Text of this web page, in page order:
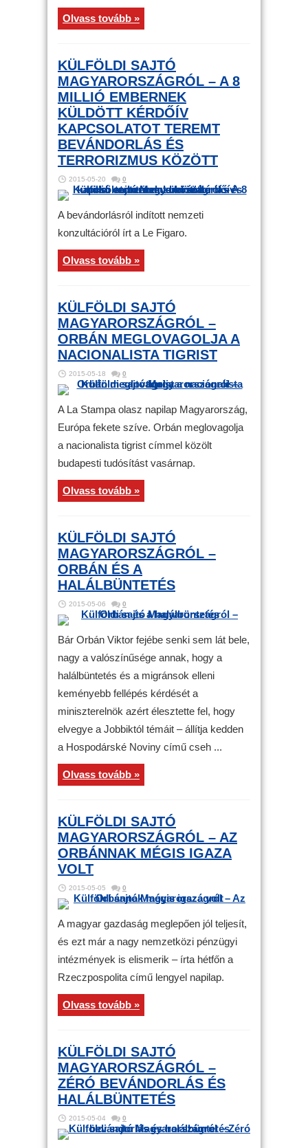
Olvass tovább »
KÜLFÖLDI SAJTÓ
MAGYARORSZÁGRÓL – A 8
MILLIÓ EMBERNEK
KÜLDÖTT KÉRDŐÍV
KAPCSOLATOT TEREMT
BEVÁNDORLÁS ÉS
TERRORIZMUS KÖZÖTT
2015-05-20 0
A bevándorlásról indított nemzeti
konzultációról írt a Le Figaro.
Olvass tovább »
KÜLFÖLDI SAJTÓ
MAGYARORSZÁGRÓL –
ORBÁN MEGLOVAGOLJA A
NACIONALISTA TIGRIST
2015-05-18 0
A La Stampa olasz napilap Magyarország,
Európa fekete szíve. Orbán meglovagolja
a nacionalista tigrist címmel közölt
budapesti tudósítást vasárnap.
Olvass tovább »
KÜLFÖLDI SAJTÓ
MAGYARORSZÁGRÓL –
ORBÁN ÉS A
HALÁLBÜNTETÉS
2015-05-06 0
Bár Orbán Viktor fejébe senki sem lát bele,
nagy a valószínűsége annak, hogy a
halálbüntetés és a migránsok elleni
keményebb fellépés kérdését a
miniszterelnök azért élesztette fel, hogy
elvegye a Jobbiktól témáit – állítja kedden
a Hospodárské Noviny című cseh ...
Olvass tovább »
KÜLFÖLDI SAJTÓ
MAGYARORSZÁGRÓL – AZ
ORBÁNNAK MÉGIS IGAZA
VOLT
2015-05-05 0
A magyar gazdaság meglepően jól teljesít,
és ezt már a nagy nemzetközi pénzügyi
intézmények is elismerik – írta hétfőn a
Rzeczpospolita című lengyel napilap.
Olvass tovább »
KÜLFÖLDI SAJTÓ
MAGYARORSZÁGRÓL –
ZÉRÓ BEVÁNDORLÁS ÉS
HALÁLBÜNTETÉS
2015-05-04 0